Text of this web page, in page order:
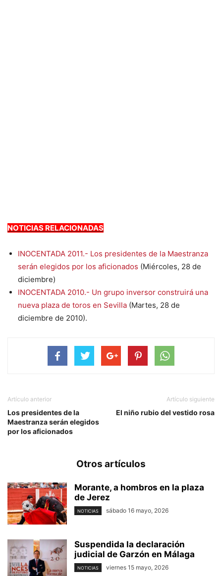
NOTICIAS RELACIONADAS
INOCENTADA 2011.- Los presidentes de la Maestranza
serán elegidos por los aficionados (Miércoles, 28 de
diciembre)
INOCENTADA 2010.- Un grupo inversor construirá una
nueva plaza de toros en Sevilla (Martes, 28 de
diciembre de 2010).
Artículo anterior
Los presidentes de la
Maestranza serán elegidos
por los aficionados
Artículo siguiente
El niño rubio del vestido rosa
Otros artículos
Morante, a hombros en la plaza
de Jerez
NOTICIAS sábado 16 mayo, 2026
Suspendida la declaración
judicial de Garzón en Málaga
NOTICIAS viernes 15 mayo, 2026